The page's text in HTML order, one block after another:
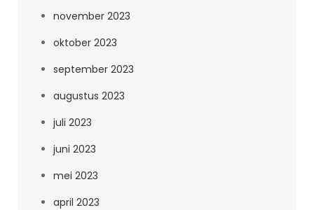
november 2023
oktober 2023
september 2023
augustus 2023
juli 2023
juni 2023
mei 2023
april 2023